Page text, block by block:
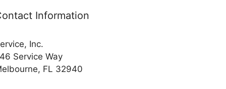
Information
Inc.
Service Way
FL 32940